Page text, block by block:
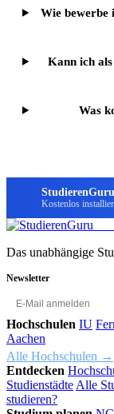
Wie bewerbe
Kann ich
Was
Kostenlos
Das unabhängige
Newsletter
Hochschulen IU
Aachen
Alle Hochschulen →
Entdecken
Studienstädte Alle
studieren?